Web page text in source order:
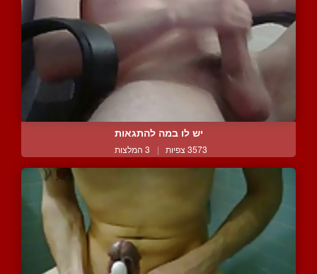
יש לו במה להתגאות
3573 צפיות | 3 המלצות